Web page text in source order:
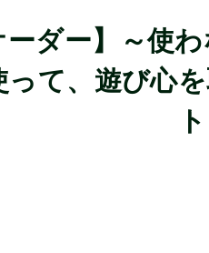
ーダー】～使
って、遊び心